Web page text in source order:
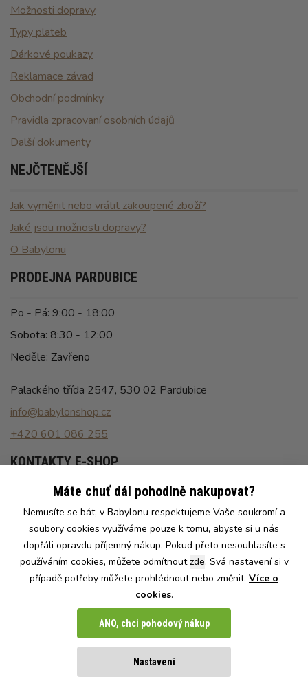
Možnosti dopravy
Typy plateb
Dárkové poukazy
Reklamace závad
Obchodní podmínky
Pravidla zpracovaní osobních údajů
Další dokumenty
NEJČTENĚJŠÍ
Jak vyměnit nebo vrátit zakoupené zboží?
Jaké jsou možnosti dopravy?
O Babylonu
PRODEJNA PARDUBICE
Po - Pá: 9:00 - 18:00
Sobota: 8:30 - 12:00
Neděle: Zavřeno
Palackého třída 2547, 530 02 Pardubice
info@babylonshop.cz
+420 601 086 255
KONTAKTY E-SHOP
Po - Pá: 8:00 - 16:30
info@babylonshop.cz
+420 602 786 086
Naše e-shopy:CZSK
© 2026 Babylonshop.cz | Všechna práva vyhrazena
Máte chuť dál pohodlně nakupovat?
Nemusíte se bát, v Babylonu respektujeme Vaše soukromí a
soubory cookies využíváme pouze k tomu, abyste si u nás
dopřáli opravdu příjemný nákup. Pokud přeto nesouhlasíte s
používáním cookies, můžete odmítnoutzde. Svá nastavení si v
případě potřeby můžete prohlédnout nebo změnit. Více o
cookies.
ANO, chci pohodový nákup
Nastavení